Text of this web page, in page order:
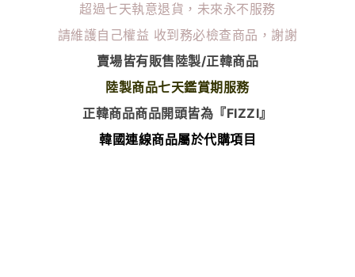
超過七天執意退貨，未來永不服務
請維護自己權益 收到務必檢查商品，謝謝
賣場皆有販售陸製/正韓商品
陸製商品七天鑑賞期服務
正韓商品商品開頭皆為『FIZZI』
韓國連線商品屬於代購項目